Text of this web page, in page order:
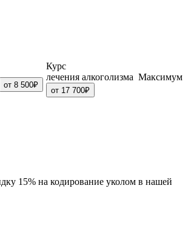
от 8 500₽
Курс
лечения алкоголизма Максимум
от 17 700₽
15% на кодирование уколом в нашей